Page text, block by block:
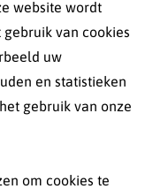
website wordt
van cookies
uw
en statistieken
gebruik van onze
om cookies te